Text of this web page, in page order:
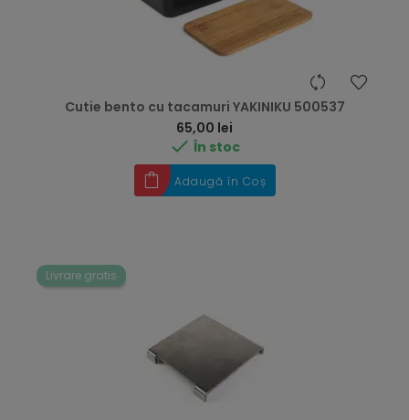
Cutie bento cu tacamuri YAKINIKU 500537
65,00 lei
 În stoc
Adaugă în Coș
Livrare gratis